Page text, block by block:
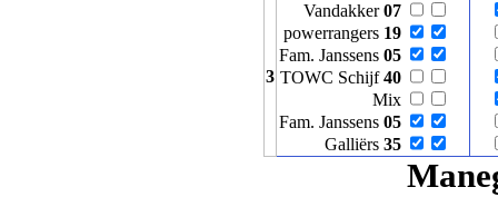
3
Vandakker07
powerrangers 19
Fam. Janssens 05
TOWC Schijf40
Mix
Fam. Janssens 05
Galliërs 35